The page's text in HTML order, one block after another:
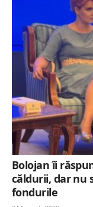
Bolojan îi
căldurii, dar nu
fondurile